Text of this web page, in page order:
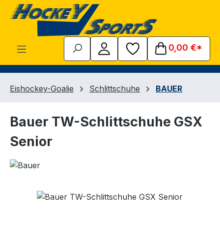
Zum Hauptinhalt springen
0,00 €*
Eishockey-Goalie Schlittschuhe BAUER
Bauer TW-Schlittschuhe GSX
Senior
Bildergalerie überspringen